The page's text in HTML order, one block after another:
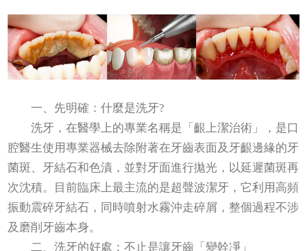
一、先明確：什麼是洗牙?
洗牙，在醫學上的專業名稱是「齦上潔治術」，是口
腔醫生使用專業器械去除附著在牙齒表面及牙齦邊緣的牙
菌斑、牙結石和色漬，並對牙面進行拋光，以延遲菌斑再
次沈積。目前臨床上最主流的是超聲波潔牙，它利用高頻
振動震碎牙結石，同時噴射水霧沖走碎屑，整個過程不涉
及磨削牙齒本身。
二、洗牙的好處：不止是讓牙齒「變幹凈」